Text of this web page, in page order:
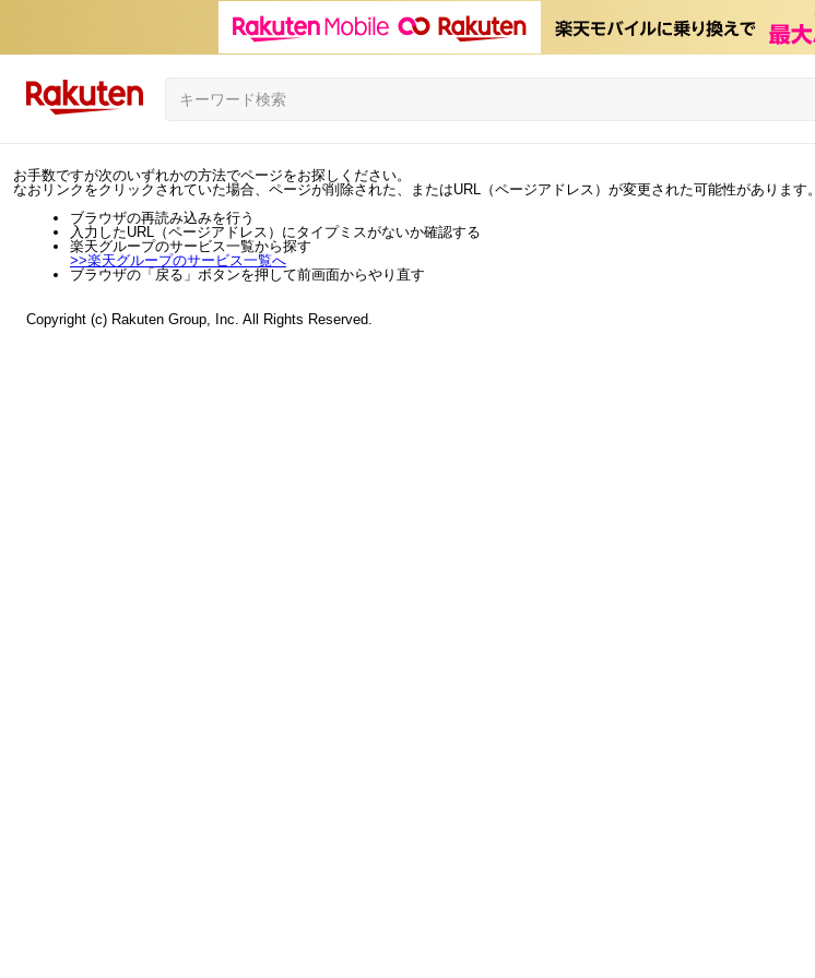
お手数ですが次のいずれかの方法でページをお探しください。
なおリンクをクリックされていた場合、ページが削除された、またはURL（ページアドレス）が変更された可能性があります。
ブラウザの再読み込みを行う
入力したURL（ページアドレス）にタイプミスがないか確認する
楽天グループのサービス一覧から探す
>>楽天グループのサービス一覧へ
ブラウザの「戻る」ボタンを押して前画面からやり直す
Copyright (c) Rakuten Group, Inc. All Rights Reserved.